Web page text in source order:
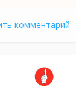
комментарий